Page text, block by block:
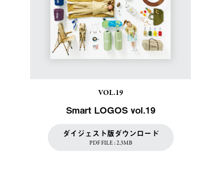
VOL.19
Smart LOGOS vol.19
ダイジェスト版ダウンロード
PDF FILE : 2.3MB